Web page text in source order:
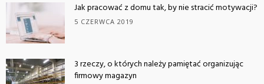
Jak pracować z domu tak, by nie stracić motywacji?
5 CZERWCA 2019
3 rzeczy, o których należy pamiętać organizując
firmowy magazyn